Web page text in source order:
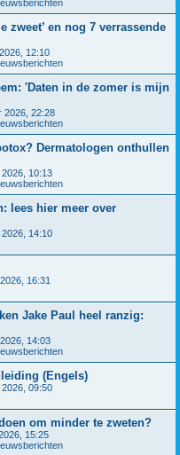
zweet’ en nog 7 verrassende
12:10
'Daten in de zomer is mijn
2026, 22:28
Dermatologen onthullen
10:13
lees hier meer over
14:10
16:31
Jake Paul heel ranzig:
14:03
(Engels)
09:50
om minder te zweten?
15:25